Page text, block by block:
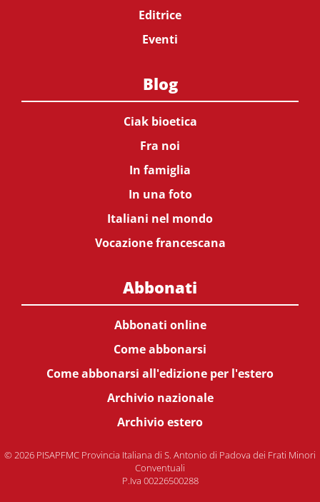
Editrice
Eventi
Blog
Ciak bioetica
Fra noi
In famiglia
In una foto
Italiani nel mondo
Vocazione francescana
Abbonati
Abbonati online
Come abbonarsi
Come abbonarsi all'edizione per l'estero
Archivio nazionale
Archivio estero
© 2026 PISAPFMC Provincia Italiana di S. Antonio di Padova dei Frati Minori
Conventuali
P.Iva 00226500288